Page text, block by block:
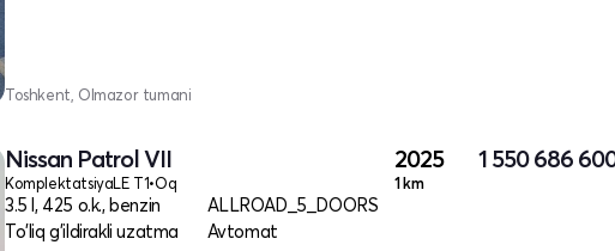
Toshkent, Olmazor tumani
Nissan Patrol VII
KomplektatsiyaLE T1•Oq
3.5 l, 425 o.k., benzin
ALLROAD_5_DOORS
To'liq g'ildirakli uzatma
Avtomat
2025
1 km
1 550 686